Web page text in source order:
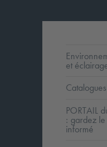
et
PORTAIL
: gardez
informé